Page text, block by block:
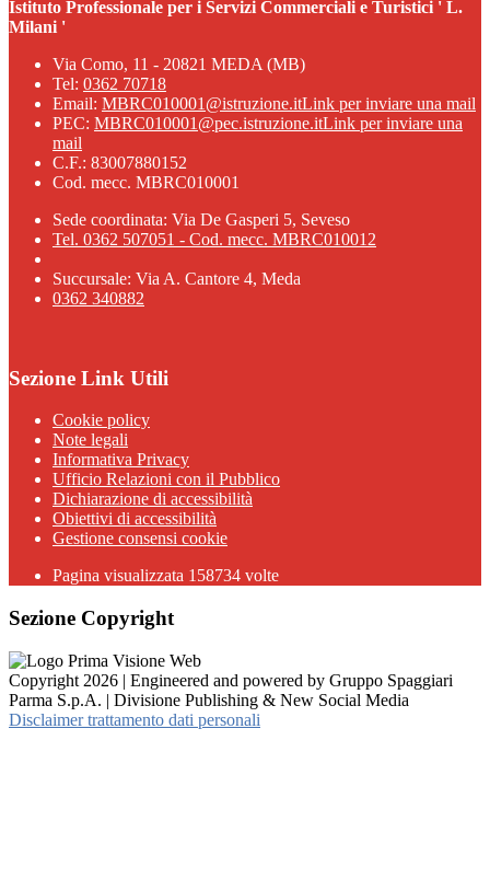
Istituto Professionale per i Servizi Commerciali e Turistici ' L.
Milani '
Via Como, 11 - 20821 MEDA (MB)
Tel: 0362 70718
Email: MBRC010001@istruzione.itLink per inviare una mail
PEC: MBRC010001@pec.istruzione.itLink per inviare una
mail
C.F.: 83007880152
Cod. mecc. MBRC010001
Sede coordinata: Via De Gasperi 5, Seveso
Tel. 0362 507051 - Cod. mecc. MBRC010012
Succursale: Via A. Cantore 4, Meda
0362 340882
Sezione Link Utili
Cookie policy
Note legali
Informativa Privacy
Ufficio Relazioni con il Pubblico
Dichiarazione di accessibilità
Obiettivi di accessibilità
Gestione consensi cookie
Pagina visualizzata 158734 volte
Sezione Copyright
Copyright 2026 | Engineered and powered by Gruppo Spaggiari
Parma S.p.A. | Divisione Publishing & New Social Media
Disclaimer trattamento dati personali